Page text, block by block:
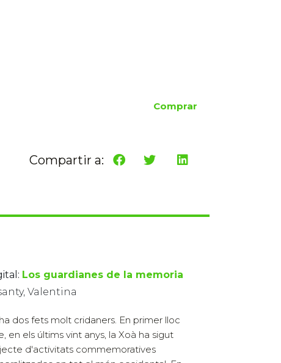
Comprar
Compartir a:
Los guardianes de la memoria
Valentina
dos fets molt cridaners. En primer lloc
en els últims vint anys, la Xoà ha sigut
d'activitats commemoratives